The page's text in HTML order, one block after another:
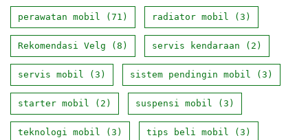
perawatan mobil (71) radiator mobil (3)
Rekomendasi Velg (8) servis kendaraan (2)
servis mobil (3) sistem pendingin mobil (3)
starter mobil (2) suspensi mobil (3)
teknologi mobil (3) tips beli mobil (3)